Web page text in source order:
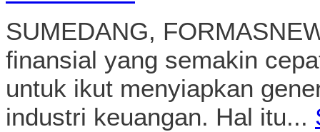
SUMEDANG,
finansial yang semakin
untuk ikut menyiapkan
industri keuangan. Hal itu...